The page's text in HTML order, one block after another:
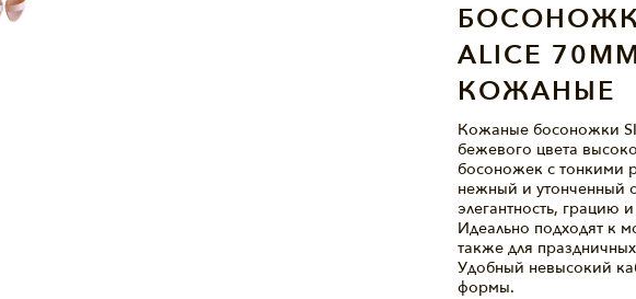
ALICE
КОЖАНЫЕ
Кожаные босоножки
бежевого цвета
босоножек с тонкими
нежный и утонченный
элегантность, грацию
Идеально подходят к
также для
Удобный невысокий
формы.